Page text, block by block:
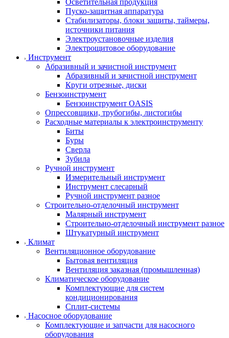
Осветительная продукция
Пуско-защитная аппаратура
Стабилизаторы, блоки защиты, таймеры,
источники питания
Электроустановочные изделия
Электрощитовое оборудование
Инструмент
Абразивный и зачистной инструмент
Абразивный и зачистной инструмент
Круги отрезные, диски
Бензоинструмент
Бензоинструмент OASIS
Опрессовщики, трубогибы, листогибы
Расходные материалы к электроинструменту
Биты
Буры
Сверла
Зубила
Ручной инструмент
Измерительный инструмент
Инструмент слесарный
Ручной инструмент разное
Строительно-отделочный инструмент
Малярный инструмент
Строительно-отделочный инструмент разное
Штукатурный инструмент
Климат
Вентиляционное оборудование
Бытовая вентиляция
Вентиляция заказная (промышленная)
Климатическое оборудование
Комплектующие для систем
кондиционирования
Сплит-системы
Насосное оборудование
Комплектующие и запчасти для насосного
оборудования